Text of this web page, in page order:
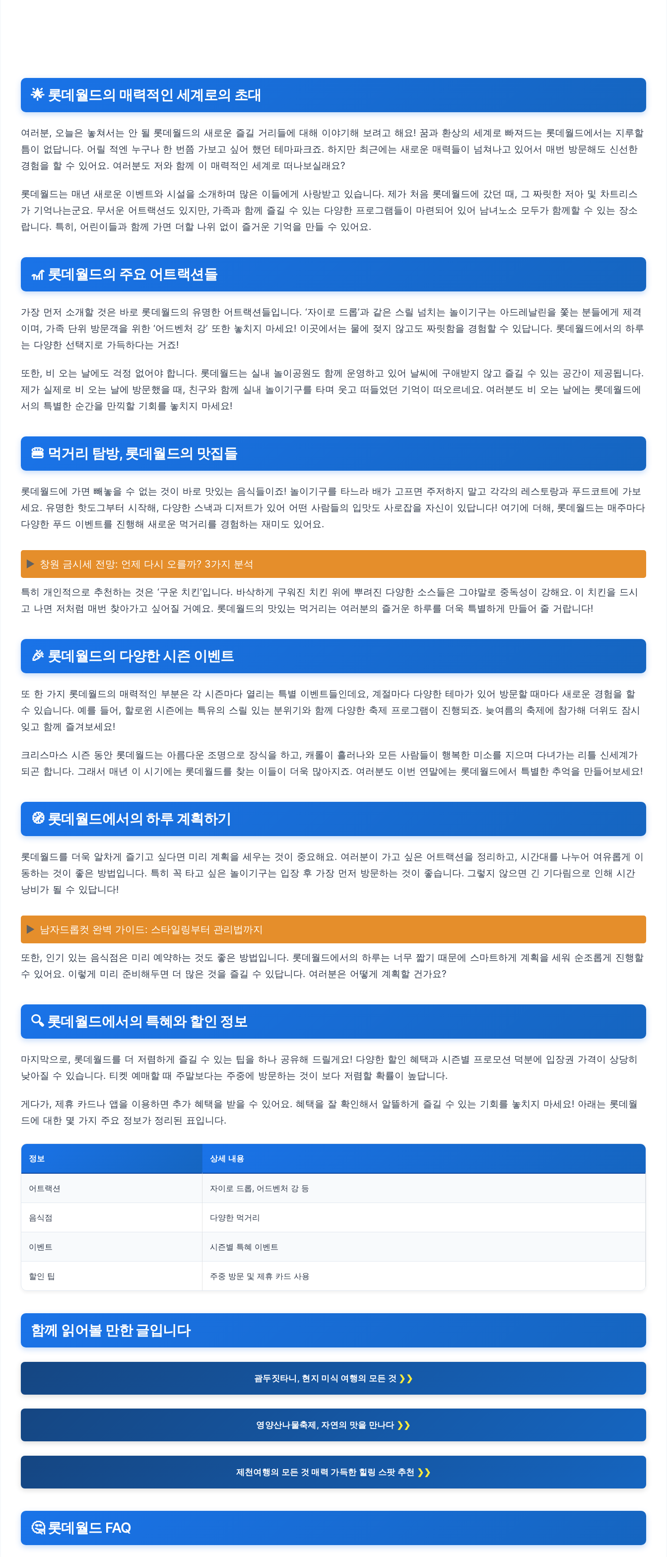
🌟 롯데월드의 매력적인 세계로의 초대
여러분, 오늘은 놓쳐서는 안 될 롯데월드의 새로운 즐길 거리들에 대해 이야기해 보려고 해요! 꿈과 환상의 세계로 빠져드는 롯데월드에서는 지루할
틈이 없답니다. 어릴 적엔 누구나 한 번쯤 가보고 싶어 했던 테마파크죠. 하지만 최근에는 새로운 매력들이 넘쳐나고 있어서 매번 방문해도 신선한
경험을 할 수 있어요. 여러분도 저와 함께 이 매력적인 세계로 떠나보실래요?
롯데월드는 매년 새로운 이벤트와 시설을 소개하며 많은 이들에게 사랑받고 있습니다. 제가 처음 롯데월드에 갔던 때, 그 짜릿한 저아 및 차트리스
가 기억나는군요. 무서운 어트랙션도 있지만, 가족과 함께 즐길 수 있는 다양한 프로그램들이 마련되어 있어 남녀노소 모두가 함께할 수 있는 장소
랍니다. 특히, 어린이들과 함께 가면 더할 나위 없이 즐거운 기억을 만들 수 있어요.
🎢 롯데월드의 주요 어트랙션들
가장 먼저 소개할 것은 바로 롯데월드의 유명한 어트랙션들입니다. ‘자이로 드롭’과 같은 스릴 넘치는 놀이기구는 아드레날린을 쫓는 분들에게 제격
이며, 가족 단위 방문객을 위한 ‘어드벤처 강’ 또한 놓치지 마세요! 이곳에서는 물에 젖지 않고도 짜릿함을 경험할 수 있답니다. 롯데월드에서의 하루
는 다양한 선택지로 가득하다는 거죠!
또한, 비 오는 날에도 걱정 없어야 합니다. 롯데월드는 실내 놀이공원도 함께 운영하고 있어 날씨에 구애받지 않고 즐길 수 있는 공간이 제공됩니다.
제가 실제로 비 오는 날에 방문했을 때, 친구와 함께 실내 놀이기구를 타며 웃고 떠들었던 기억이 떠오르네요. 여러분도 비 오는 날에는 롯데월드에
서의 특별한 순간을 만끽할 기회를 놓치지 마세요!
🍔 먹거리 탐방, 롯데월드의 맛집들
롯데월드에 가면 빼놓을 수 없는 것이 바로 맛있는 음식들이죠! 놀이기구를 타느라 배가 고프면 주저하지 말고 각각의 레스토랑과 푸드코트에 가보
세요. 유명한 핫도그부터 시작해, 다양한 스낵과 디저트가 있어 어떤 사람들의 입맛도 사로잡을 자신이 있답니다! 여기에 더해, 롯데월드는 매주마다
다양한 푸드 이벤트를 진행해 새로운 먹거리를 경험하는 재미도 있어요.
▶️ 창원 금시세 전망: 언제 다시 오를까? 3가지 분석
특히 개인적으로 추천하는 것은 ‘구운 치킨’입니다. 바삭하게 구워진 치킨 위에 뿌려진 다양한 소스들은 그야말로 중독성이 강해요. 이 치킨을 드시
고 나면 저처럼 매번 찾아가고 싶어질 거예요. 롯데월드의 맛있는 먹거리는 여러분의 즐거운 하루를 더욱 특별하게 만들어 줄 거랍니다!
🎉 롯데월드의 다양한 시즌 이벤트
또 한 가지 롯데월드의 매력적인 부분은 각 시즌마다 열리는 특별 이벤트들인데요, 계절마다 다양한 테마가 있어 방문할 때마다 새로운 경험을 할
수 있습니다. 예를 들어, 할로윈 시즌에는 특유의 스릴 있는 분위기와 함께 다양한 축제 프로그램이 진행되죠. 늦여름의 축제에 참가해 더위도 잠시
잊고 함께 즐겨보세요!
크리스마스 시즌 동안 롯데월드는 아름다운 조명으로 장식을 하고, 캐롤이 흘러나와 모든 사람들이 행복한 미소를 지으며 다녀가는 리틀 신세계가
되곤 합니다. 그래서 매년 이 시기에는 롯데월드를 찾는 이들이 더욱 많아지죠. 여러분도 이번 연말에는 롯데월드에서 특별한 추억을 만들어보세요!
🧭 롯데월드에서의 하루 계획하기
롯데월드를 더욱 알차게 즐기고 싶다면 미리 계획을 세우는 것이 중요해요. 여러분이 가고 싶은 어트랙션을 정리하고, 시간대를 나누어 여유롭게 이
동하는 것이 좋은 방법입니다. 특히 꼭 타고 싶은 놀이기구는 입장 후 가장 먼저 방문하는 것이 좋습니다. 그렇지 않으면 긴 기다림으로 인해 시간
낭비가 될 수 있답니다!
▶️ 남자드롭컷 완벽 가이드: 스타일링부터 관리법까지
또한, 인기 있는 음식점은 미리 예약하는 것도 좋은 방법입니다. 롯데월드에서의 하루는 너무 짧기 때문에 스마트하게 계획을 세워 순조롭게 진행할
수 있어요. 이렇게 미리 준비해두면 더 많은 것을 즐길 수 있답니다. 여러분은 어떻게 계획할 건가요?
🔍 롯데월드에서의 특혜와 할인 정보
마지막으로, 롯데월드를 더 저렴하게 즐길 수 있는 팁을 하나 공유해 드릴게요! 다양한 할인 혜택과 시즌별 프로모션 덕분에 입장권 가격이 상당히
낮아질 수 있습니다. 티켓 예매할 때 주말보다는 주중에 방문하는 것이 보다 저렴할 확률이 높답니다.
게다가, 제휴 카드나 앱을 이용하면 추가 혜택을 받을 수 있어요. 혜택을 잘 확인해서 알뜰하게 즐길 수 있는 기회를 놓치지 마세요! 아래는 롯데월
드에 대한 몇 가지 주요 정보가 정리된 표입니다.
정보 상세 내용
어트랙션 자이로 드롭, 어드벤처 강 등
음식점 다양한 먹거리
이벤트 시즌별 특혜 이벤트
할인 팁 주중 방문 및 제휴 카드 사용
함께 읽어볼 만한 글입니다
괌두짓타니, 현지 미식 여행의 모든 것
영양산나물축제, 자연의 맛을 만나다
제천여행의 모든 것 매력 가득한 힐링 스팟 추천
🤔 롯데월드 FAQ